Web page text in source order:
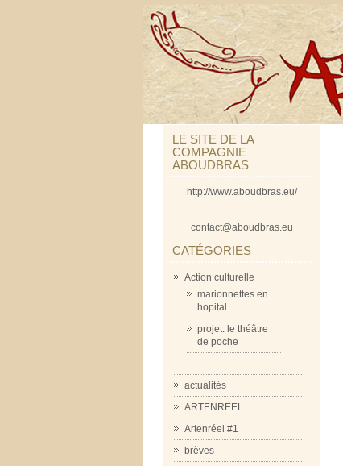
LE SITE DE LA
COMPAGNIE
ABOUDBRAS
http://www.aboudbras.eu/
contact@aboudbras.eu
CATÉGORIES
Action culturelle
marionnettes en
hopital
projet: le théâtre
de poche
actualités
ARTENREEL
Artenréel #1
brèves